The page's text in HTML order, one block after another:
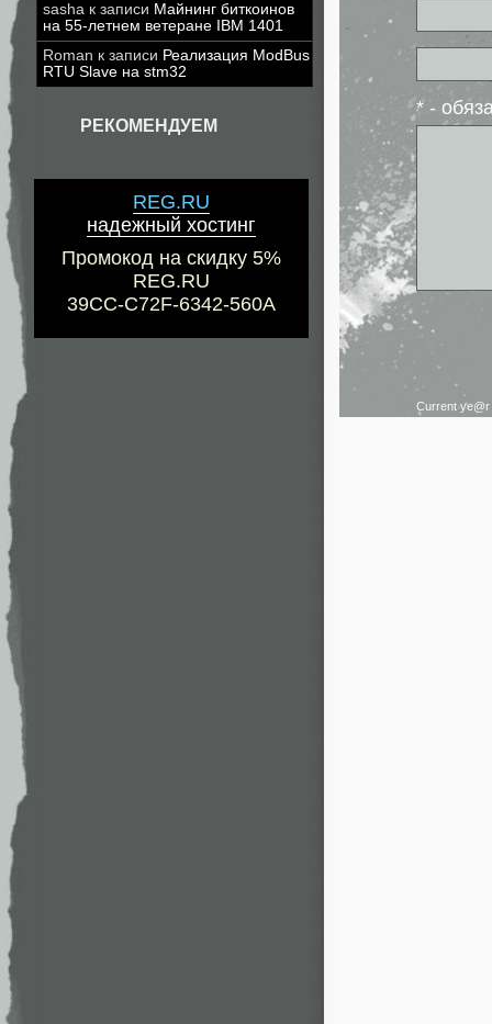
sasha к записи Майнинг биткоинов
на 55-летнем ветеране IBM 1401
Roman к записи Реализация ModBus
RTU Slave на stm32
РЕКОМЕНДУЕМ
REG.RU
надежный хостинг
Промокод на скидку 5%
REG.RU
39CC-C72F-6342-560A
* -
Current ye@r